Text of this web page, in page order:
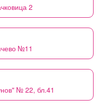
2
№11
№ 22, бл.41